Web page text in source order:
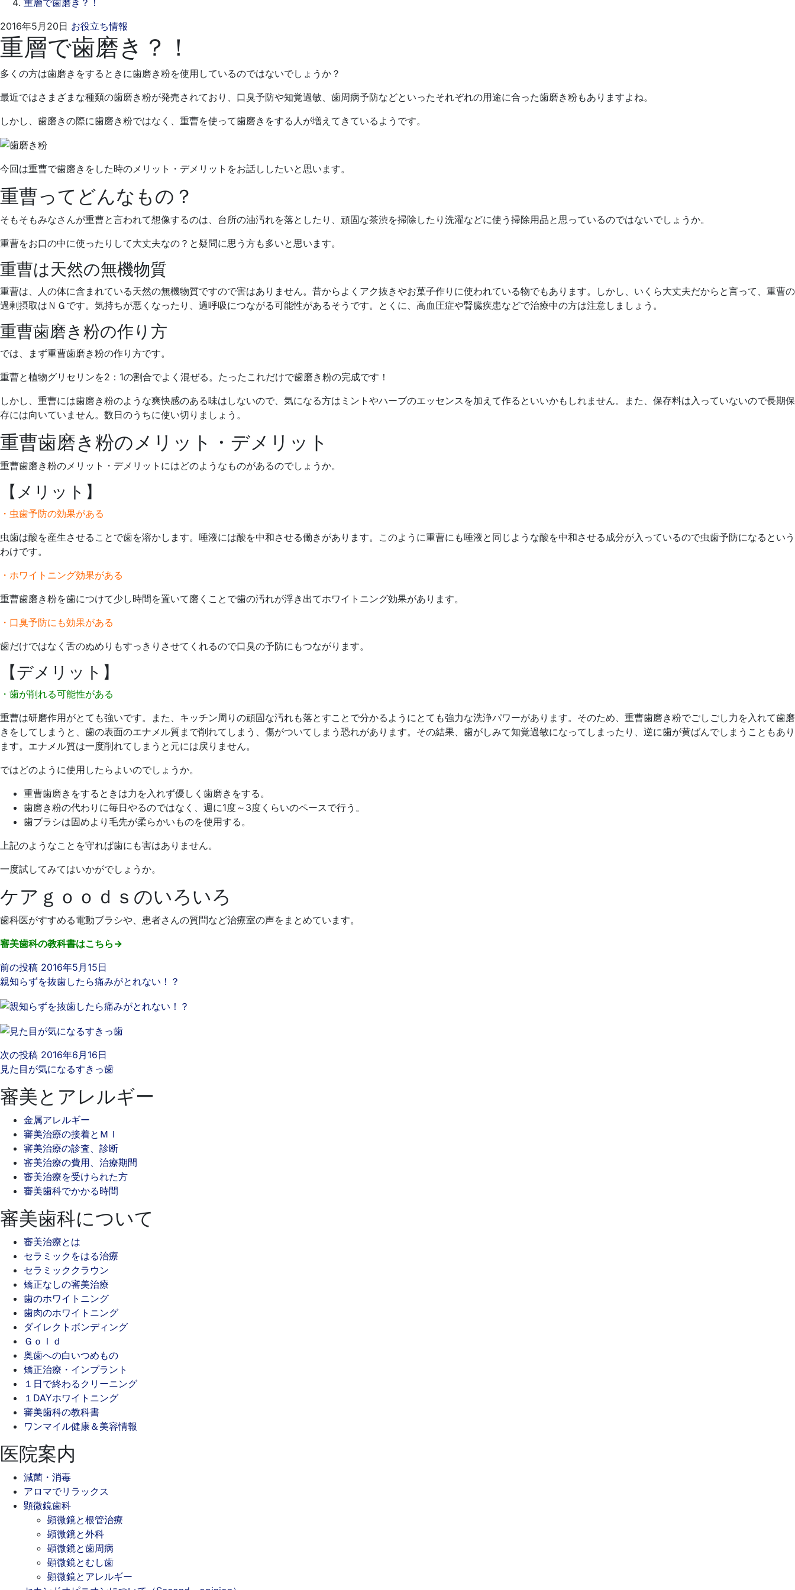
2016年5月20日 お役立ち情報
年
9
月
17
日
ワ
ン
デ
ン
タ
ク
ッ
重層で歯磨き？！
多くの方は歯磨きをするときに歯磨き粉を使用しているのではないでしょうか？
最近ではさまざまな種類の歯磨き粉が発売されており、口臭予防や知覚過敏、歯周病予防などといったそれぞれの用途に合った歯磨き粉もありますよね。
しかし、歯磨きの際に歯磨き粉ではなく、重曹を使って歯磨きをする人が増えてきているようです。
今回は重曹で歯磨きをした時のメリット・デメリットをお話ししたいと思います。
重曹ってどんなもの？
そもそもみなさんが重曹と言われて想像するのは、台所の油汚れを落としたり、頑固な茶渋を掃除したり洗濯などに使う掃除用品と思っているのではないでしょうか。
重曹をお口の中に使ったりして大丈夫なの？と疑問に思う方も多いと思います。
重曹は天然の無機物質
重曹は、人の体に含まれている天然の無機物質ですので害はありません。昔からよくアク抜きやお菓子作りに使われている物でもあります。しかし、いくら大丈夫だからと言って、重曹の
過剰摂取はＮＧです。気持ちが悪くなったり、過呼吸につながる可能性があるそうです。とくに、高血圧症や腎臓疾患などで治療中の方は注意しましょう。
重曹歯磨き粉の作り方
では、まず重曹歯磨き粉の作り方です。
重曹と植物グリセリンを2：1の割合でよく混ぜる。たったこれだけで歯磨き粉の完成です！
しかし、重曹には歯磨き粉のような爽快感のある味はしないので、気になる方はミントやハーブのエッセンスを加えて作るといいかもしれません。また、保存料は入っていないので長期保
存には向いていません。数日のうちに使い切りましょう。
重曹歯磨き粉のメリット・デメリット
重曹歯磨き粉のメリット・デメリットにはどのようなものがあるのでしょうか。
【メリット】
・虫歯予防の効果がある
虫歯は酸を産生させることで歯を溶かします。唾液には酸を中和させる働きがあります。このように重曹にも唾液と同じような酸を中和させる成分が入っているので虫歯予防になるという
わけです。
・ホワイトニング効果がある
重曹歯磨き粉を歯につけて少し時間を置いて磨くことで歯の汚れが浮き出てホワイトニング効果があります。
・口臭予防にも効果がある
歯だけではなく舌のぬめりもすっきりさせてくれるので口臭の予防にもつながります。
【デメリット】
・歯が削れる可能性がある
重曹は研磨作用がとても強いです。また、キッチン周りの頑固な汚れも落とすことで分かるようにとても強力な洗浄パワーがあります。そのため、重曹歯磨き粉でごしごし力を入れて歯磨
きをしてしまうと、歯の表面のエナメル質まで削れてしまう、傷がついてしまう恐れがあります。その結果、歯がしみて知覚過敏になってしまったり、逆に歯が黄ばんでしまうこともあり
ます。エナメル質は一度削れてしまうと元には戻りません。
ではどのように使用したらよいのでしょうか。
重曹歯磨きをするときは力を入れず優しく歯磨きをする。
歯磨き粉の代わりに毎日やるのではなく、週に1度～3度くらいのペースで行う。
歯ブラシは固めより毛先が柔らかいものを使用する。
上記のようなことを守れば歯にも害はありません。
一度試してみてはいかがでしょうか。
ケアｇｏｏｄｓのいろいろ
歯科医がすすめる電動ブラシや、患者さんの質問など治療室の声をまとめています。
審美歯科の教科書はこちら→
前の投稿 2016年5月15日
親知らずを抜歯したら痛みがとれない！？
次の投稿 2016年6月16日
見た目が気になるすきっ歯
審美とアレルギー
金属アレルギー
審美治療の接着とＭＩ
審美治療の診査、診断
審美治療の費用、治療期間
審美治療を受けられた方
審美歯科でかかる時間
審美歯科について
審美治療とは
セラミックをはる治療
セラミッククラウン
矯正なしの審美治療
歯のホワイトニング
歯肉のホワイトニング
ダイレクトボンディング
Ｇｏｌｄ
奥歯への白いつめもの
矯正治療・インプラント
１日で終わるクリーニング
１DAYホワイトニング
審美歯科の教科書
ワンマイル健康＆美容情報
医院案内
減菌・消毒
アロマでリラックス
顕微鏡歯科
顕微鏡と根管治療
顕微鏡と外科
顕微鏡と歯周病
顕微鏡とむし歯
顕微鏡とアレルギー